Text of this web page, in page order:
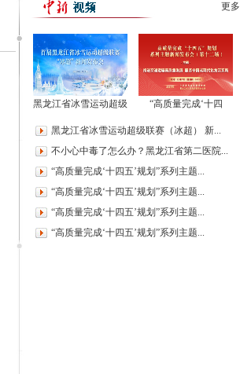
更多
黑龙江省冰雪运动超级
布会
“高质量完成‘十四
发布会（第十二场）
黑龙江省冰雪运动超级联赛（冰超） 新...
不小心中毒了怎么办？黑龙江省第二医院...
“高质量完成‘十四五’规划”系列主题...
“高质量完成‘十四五’规划”系列主题...
“高质量完成‘十四五’规划”系列主题...
“高质量完成‘十四五’规划”系列主题...